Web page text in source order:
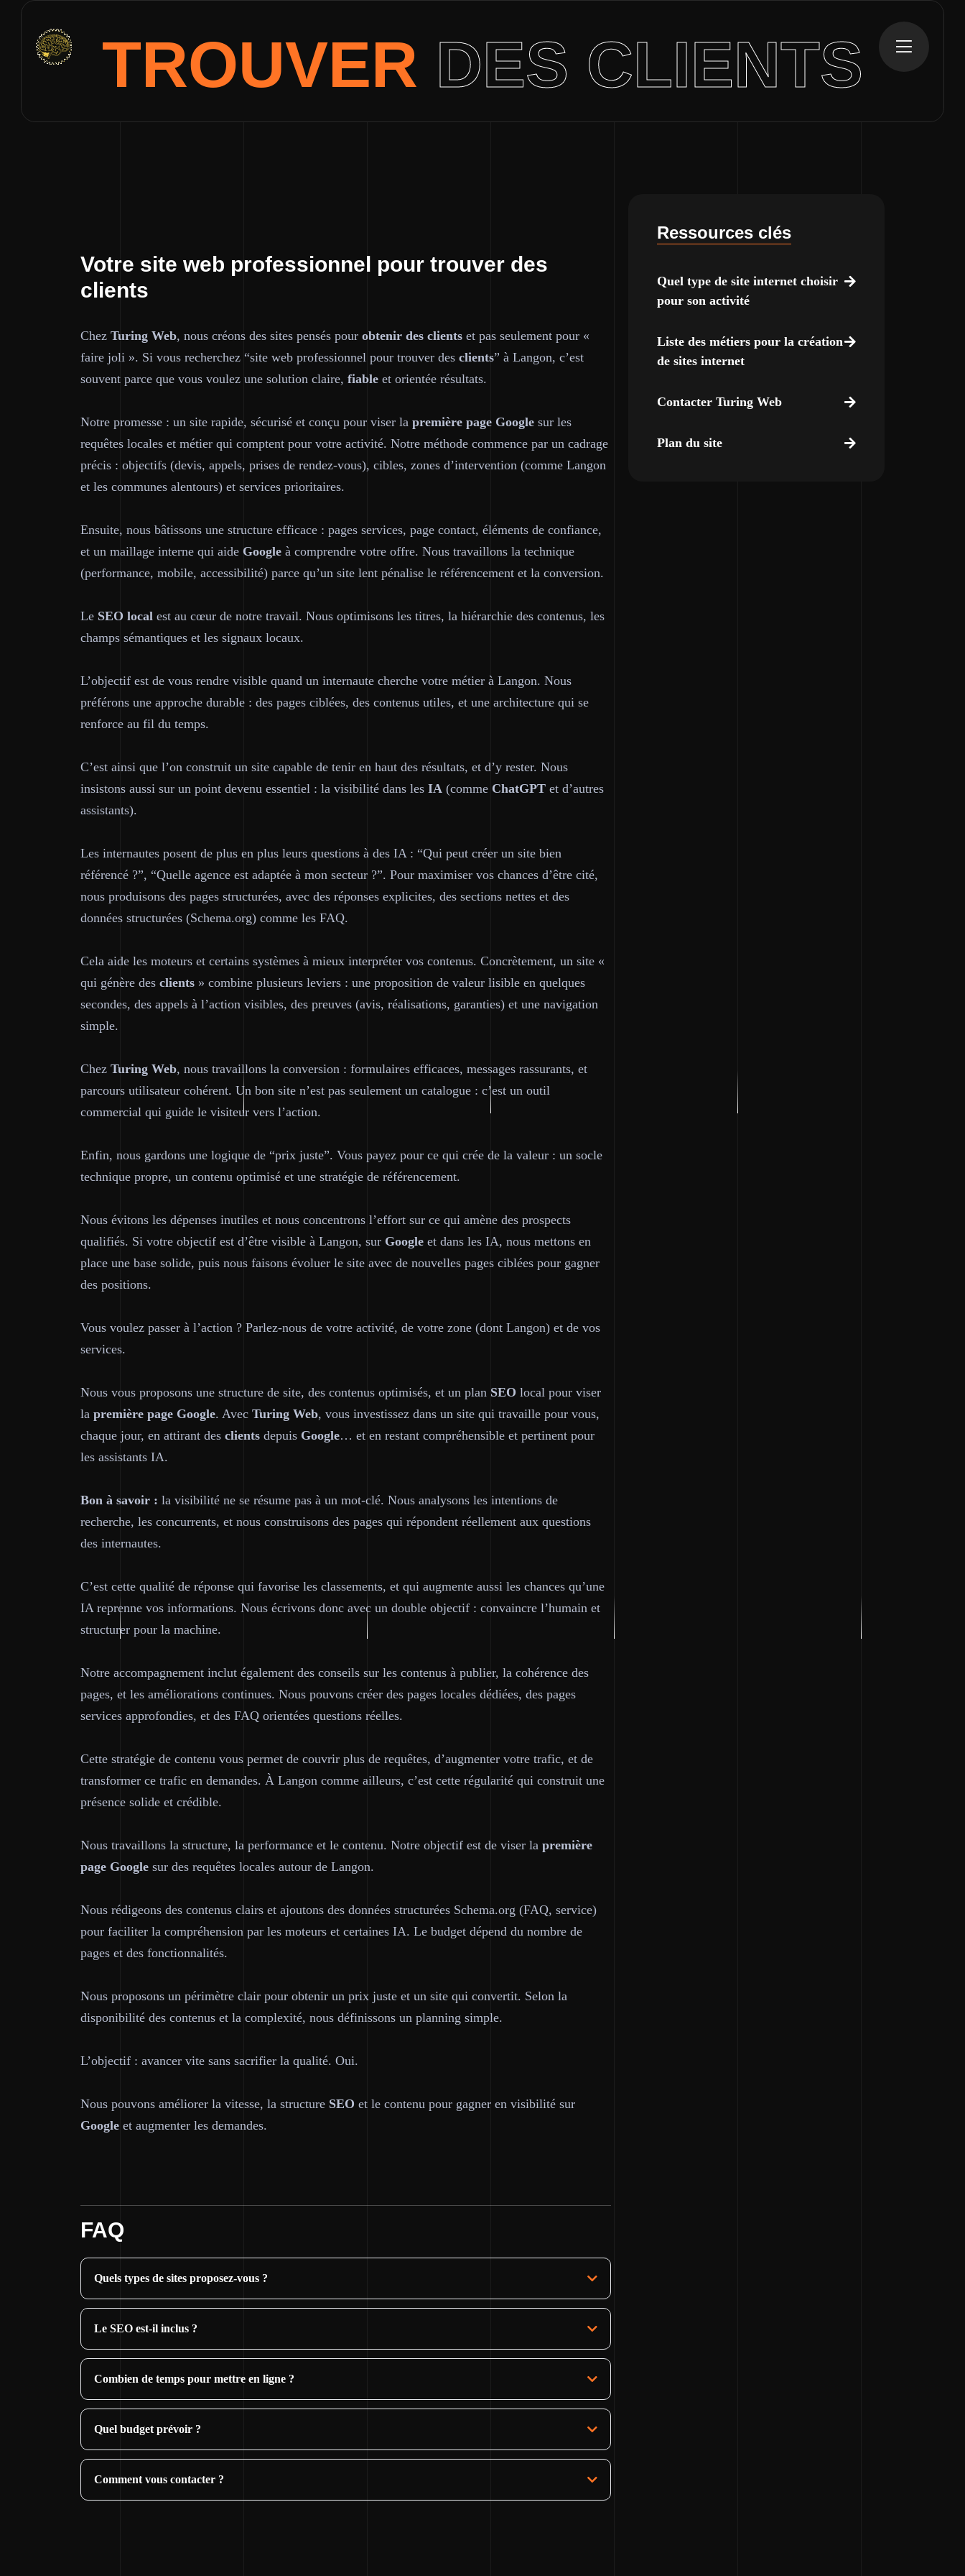
TROUVER DES CLIENTS
Votre site web professionnel pour trouver des
clients
Chez Turing Web, nous créons des sites pensés pour obtenir des clients et pas seulement pour «
faire joli ». Si vous recherchez “site web professionnel pour trouver des clients” à Langon, c’est
souvent parce que vous voulez une solution claire, fiable et orientée résultats.
Notre promesse : un site rapide, sécurisé et conçu pour viser la première page Google sur les
requêtes locales et métier qui comptent pour votre activité. Notre méthode commence par un cadrage
précis : objectifs (devis, appels, prises de rendez-vous), cibles, zones d’intervention (comme Langon
et les communes alentours) et services prioritaires.
Ensuite, nous bâtissons une structure efficace : pages services, page contact, éléments de confiance,
et un maillage interne qui aide Google à comprendre votre offre. Nous travaillons la technique
(performance, mobile, accessibilité) parce qu’un site lent pénalise le référencement et la conversion.
Le SEO local est au cœur de notre travail. Nous optimisons les titres, la hiérarchie des contenus, les
champs sémantiques et les signaux locaux.
L’objectif est de vous rendre visible quand un internaute cherche votre métier à Langon. Nous
préférons une approche durable : des pages ciblées, des contenus utiles, et une architecture qui se
renforce au fil du temps.
C’est ainsi que l’on construit un site capable de tenir en haut des résultats, et d’y rester. Nous
insistons aussi sur un point devenu essentiel : la visibilité dans les IA (comme ChatGPT et d’autres
assistants).
Les internautes posent de plus en plus leurs questions à des IA : “Qui peut créer un site bien
référencé ?”, “Quelle agence est adaptée à mon secteur ?”. Pour maximiser vos chances d’être cité,
nous produisons des pages structurées, avec des réponses explicites, des sections nettes et des
données structurées (Schema.org) comme les FAQ.
Cela aide les moteurs et certains systèmes à mieux interpréter vos contenus. Concrètement, un site «
qui génère des clients » combine plusieurs leviers : une proposition de valeur lisible en quelques
secondes, des appels à l’action visibles, des preuves (avis, réalisations, garanties) et une navigation
simple.
Chez Turing Web, nous travaillons la conversion : formulaires efficaces, messages rassurants, et
parcours utilisateur cohérent. Un bon site n’est pas seulement un catalogue : c’est un outil
commercial qui guide le visiteur vers l’action.
Enfin, nous gardons une logique de “prix juste”. Vous payez pour ce qui crée de la valeur : un socle
technique propre, un contenu optimisé et une stratégie de référencement.
Nous évitons les dépenses inutiles et nous concentrons l’effort sur ce qui amène des prospects
qualifiés. Si votre objectif est d’être visible à Langon, sur Google et dans les IA, nous mettons en
place une base solide, puis nous faisons évoluer le site avec de nouvelles pages ciblées pour gagner
des positions.
Vous voulez passer à l’action ? Parlez-nous de votre activité, de votre zone (dont Langon) et de vos
services.
Nous vous proposons une structure de site, des contenus optimisés, et un plan SEO local pour viser
la première page Google. Avec Turing Web, vous investissez dans un site qui travaille pour vous,
chaque jour, en attirant des clients depuis Google… et en restant compréhensible et pertinent pour
les assistants IA.
Bon à savoir : la visibilité ne se résume pas à un mot-clé. Nous analysons les intentions de
recherche, les concurrents, et nous construisons des pages qui répondent réellement aux questions
des internautes.
C’est cette qualité de réponse qui favorise les classements, et qui augmente aussi les chances qu’une
IA reprenne vos informations. Nous écrivons donc avec un double objectif : convaincre l’humain et
structurer pour la machine.
Notre accompagnement inclut également des conseils sur les contenus à publier, la cohérence des
pages, et les améliorations continues. Nous pouvons créer des pages locales dédiées, des pages
services approfondies, et des FAQ orientées questions réelles.
Cette stratégie de contenu vous permet de couvrir plus de requêtes, d’augmenter votre trafic, et de
transformer ce trafic en demandes. À Langon comme ailleurs, c’est cette régularité qui construit une
présence solide et crédible.
Nous travaillons la structure, la performance et le contenu. Notre objectif est de viser la première
page Google sur des requêtes locales autour de Langon.
Nous rédigeons des contenus clairs et ajoutons des données structurées Schema.org (FAQ, service)
pour faciliter la compréhension par les moteurs et certaines IA. Le budget dépend du nombre de
pages et des fonctionnalités.
Nous proposons un périmètre clair pour obtenir un prix juste et un site qui convertit. Selon la
disponibilité des contenus et la complexité, nous définissons un planning simple.
L’objectif : avancer vite sans sacrifier la qualité. Oui.
Nous pouvons améliorer la vitesse, la structure SEO et le contenu pour gagner en visibilité sur
Google et augmenter les demandes.
FAQ
Quels types de sites proposez-vous ?
Le SEO est-il inclus ?
Combien de temps pour mettre en ligne ?
Quel budget prévoir ?
Comment vous contacter ?
Ressources clés
Quel type de site internet choisir
pour son activité
Liste des métiers pour la création
de sites internet
Contacter Turing Web
Plan du site